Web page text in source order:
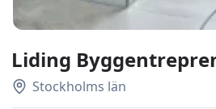
Liding
Stockholms län